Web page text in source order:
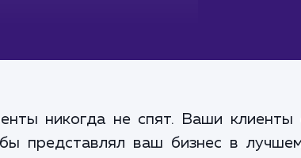
никогда не спят. Ваши
представлял ваш бизнес в